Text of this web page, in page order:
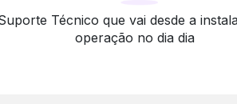
Técnico que vai desde a
operação no dia dia